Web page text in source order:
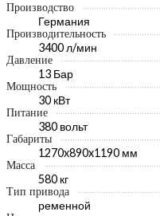
Производство
Германия
Производительность
3400 л/мин
Давление
13 Бар
Мощность
30 кВт
Питание
380 вольт
Габариты
1270x890x1190 мм
Масса
580 кг
Тип привода
ременной